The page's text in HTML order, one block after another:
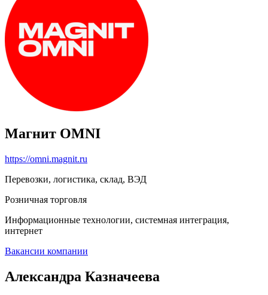
Магнит OMNI
https://omni.magnit.ru
Перевозки, логистика, склад, ВЭД
Розничная торговля
Информационные технологии, системная интеграция,
интернет
Вакансии компании
Александра Казначеева